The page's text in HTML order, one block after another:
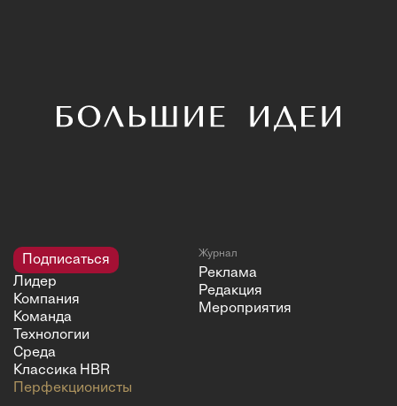
Подписаться
Лидер
Компания
Команда
Технологии
Среда
Классика HBR
Перфекционисты
Журнал
Реклама
Редакция
Мероприятия